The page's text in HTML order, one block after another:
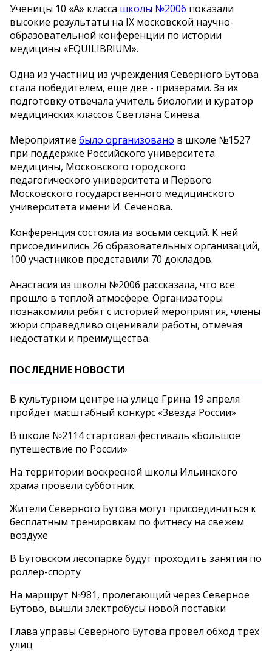
Ученицы 10 «А» класса школы №2006 показали
высокие результаты на IX московской научно-
образовательной конференции по истории
медицины «EQUILIBRIUM».
Одна из участниц из учреждения Северного Бутова
стала победителем, еще две - призерами. За их
подготовку отвечала учитель биологии и куратор
медицинских классов Светлана Синева.
Мероприятие было организовано в школе №1527
при поддержке Российского университета
медицины, Московского городского
педагогического университета и Первого
Московского государственного медицинского
университета имени И. Сеченова.
Конференция состояла из восьми секций. К ней
присоединились 26 образовательных организаций,
100 участников представили 70 докладов.
Анастасия из школы №2006 рассказала, что все
прошло в теплой атмосфере. Организаторы
познакомили ребят с историей мероприятия, члены
жюри справедливо оценивали работы, отмечая
недостатки и преимущества.
ПОСЛЕДНИЕ НОВОСТИ
В культурном центре на улице Грина 19 апреля
пройдет масштабный конкурс «Звезда России»
В школе №2114 стартовал фестиваль «Большое
путешествие по России»
На территории воскресной школы Ильинского
храма провели субботник
Жители Северного Бутова могут присоединиться к
бесплатным тренировкам по фитнесу на свежем
воздухе
В Бутовском лесопарке будут проходить занятия по
роллер-спорту
На маршрут №981, пролегающий через Северное
Бутово, вышли электробусы новой поставки
Глава управы Северного Бутова провел обход трех
улиц